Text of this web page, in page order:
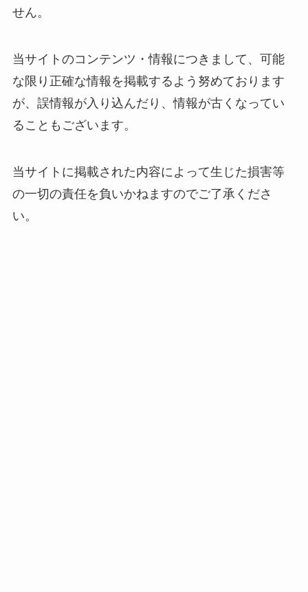
せん。
当サイトのコンテンツ・情報につきまして、可能
な限り正確な情報を掲載するよう努めております
が、誤情報が入り込んだり、情報が古くなってい
ることもございます。
当サイトに掲載された内容によって生じた損害等
の一切の責任を負いかねますのでご了承くださ
い。